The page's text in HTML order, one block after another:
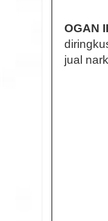
OGAN
jual